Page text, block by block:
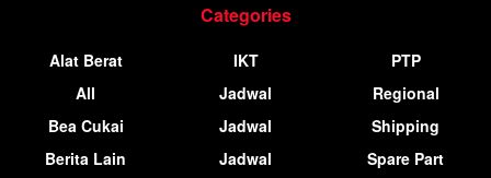
Categories
Alat Berat
All
Bea Cukai
Berita Lain
IKT
Jadwal
Jadwal
Jadwal
PTP
Regional
Shipping
Spare Part